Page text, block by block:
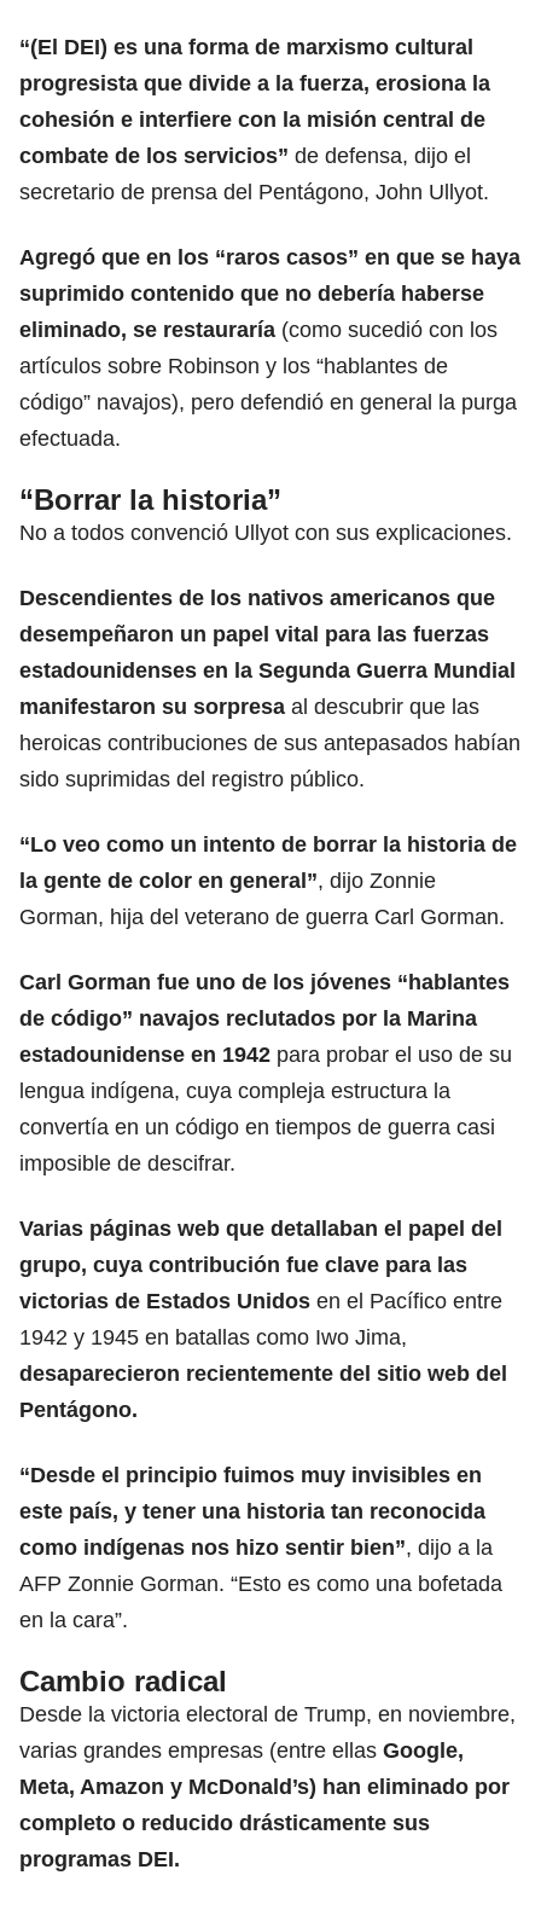
“(El DEI) es una forma de marxismo cultural
progresista que divide a la fuerza, erosiona la
cohesión e interfiere con la misión central de
combate de los servicios” de defensa, dijo el
secretario de prensa del Pentágono, John Ullyot.
Agregó que en los “raros casos” en que se haya
suprimido contenido que no debería haberse
eliminado, se restauraría (como sucedió con los
artículos sobre Robinson y los “hablantes de
código” navajos), pero defendió en general la purga
efectuada.
“Borrar la historia”
No a todos convenció Ullyot con sus explicaciones.
Descendientes de los nativos americanos que
desempeñaron un papel vital para las fuerzas
estadounidenses en la Segunda Guerra Mundial
manifestaron su sorpresa al descubrir que las
heroicas contribuciones de sus antepasados habían
sido suprimidas del registro público.
“Lo veo como un intento de borrar la historia de
la gente de color en general”, dijo Zonnie
Gorman, hija del veterano de guerra Carl Gorman.
Carl Gorman fue uno de los jóvenes “hablantes
de código” navajos reclutados por la Marina
estadounidense en 1942 para probar el uso de su
lengua indígena, cuya compleja estructura la
convertía en un código en tiempos de guerra casi
imposible de descifrar.
Varias páginas web que detallaban el papel del
grupo, cuya contribución fue clave para las
victorias de Estados Unidos en el Pacífico entre
1942 y 1945 en batallas como Iwo Jima,
desaparecieron recientemente del sitio web del
Pentágono.
“Desde el principio fuimos muy invisibles en
este país, y tener una historia tan reconocida
como indígenas nos hizo sentir bien”, dijo a la
AFP Zonnie Gorman. “Esto es como una bofetada
en la cara”.
Cambio radical
Desde la victoria electoral de Trump, en noviembre,
varias grandes empresas (entre ellas Google,
Meta, Amazon y McDonald’s) han eliminado por
completo o reducido drásticamente sus
programas DEI.